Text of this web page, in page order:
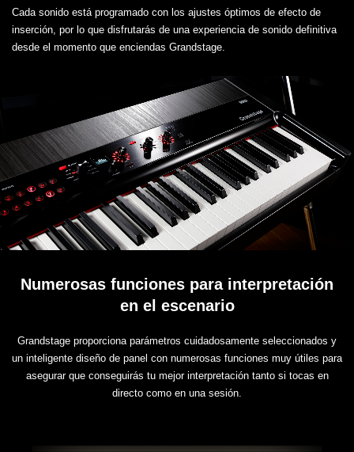
Cada sonido está programado con los ajustes óptimos de efecto de
inserción, por lo que disfrutarás de una experiencia de sonido definitiva
desde el momento que enciendas Grandstage.
Numerosas funciones para interpretación
en el escenario
Grandstage proporciona parámetros cuidadosamente seleccionados y
un inteligente diseño de panel con numerosas funciones muy útiles para
asegurar que conseguirás tu mejor interpretación tanto si tocas en
directo como en una sesión.